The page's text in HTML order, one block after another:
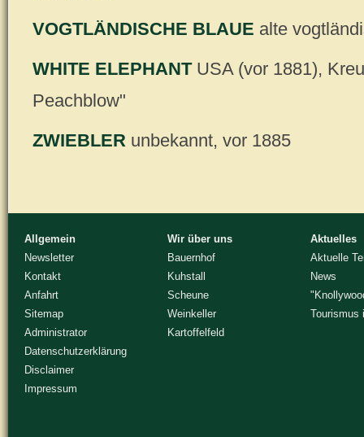
VOGTLÄNDISCHE BLAUE alte
WHITE ELEPHANTUSA (vor 1881),
Peachblow"
ZWIEBLER unbekannt, vor 1885
Allgemein
Newsletter
Kontakt
Anfahrt
Sitemap
Administrator
Datenschutzerklärung
Disclaimer
Impressum
Wir über uns
Bauernhof
Kuhstall
Scheune
Weinkeller
Kartoffelfeld
Aktuelles
Aktuelle
News
Tourismus